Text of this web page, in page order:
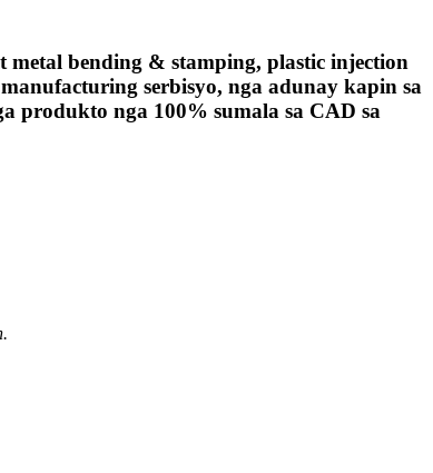
bending & stamping, plastic injection
serbisyo, nga adunay kapin sa
produkto nga 100% sumala sa CAD sa